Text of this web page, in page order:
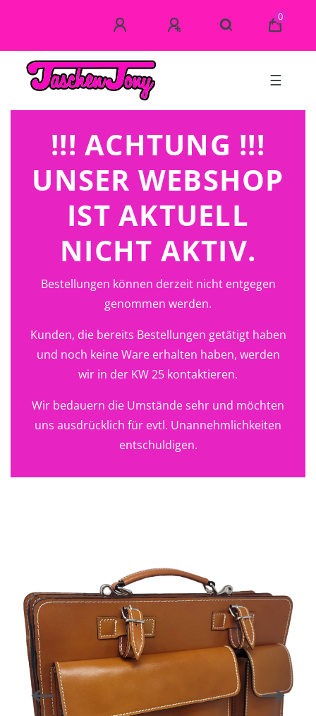
0
☰
!!! ACHTUNG !!!
UNSER WEBSHOP
IST AKTUELL
NICHT AKTIV.
Bestellungen können derzeit nicht entgegen
genommen werden.
Kunden, die bereits Bestellungen getätigt haben
und noch keine Ware erhalten haben, werden
wir in der KW 25 kontaktieren.
Wir bedauern die Umstände sehr und möchten
uns ausdrücklich für evtl. Unannehmlichkeiten
entschuldigen.